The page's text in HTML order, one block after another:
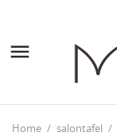

Home salontafel